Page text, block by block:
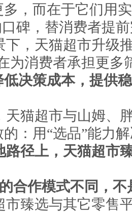
，而在于它们用
碑，替消费者提
下，天猫超市升级
为消费者承担更多
决策成本，提供
天猫超市与山姆、
：用“选品”能力
路径上，天猫超市
的合作模式不同，
市臻选与其它零售